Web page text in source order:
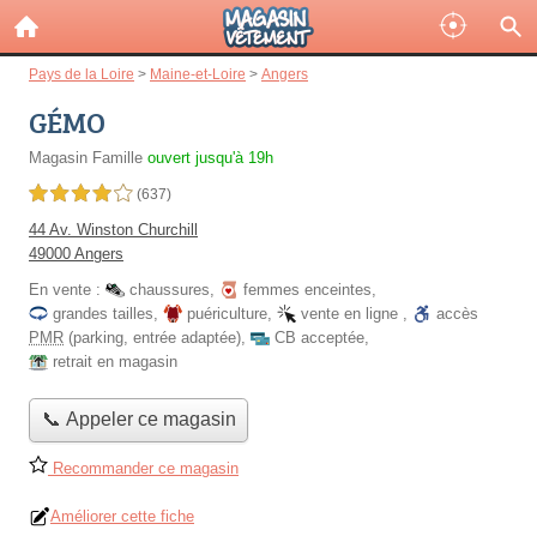
Pays de la Loire > Maine-et-Loire > Angers
GÉMO
Magasin Famille ouvert jusqu'à 19h
4,0 étoiles sur 5 (637)
44 Av. Winston Churchill
49000 Angers
En vente :
chaussures, femmes enceintes,
grandes tailles, puériculture, vente en ligne ,
accès
PMR (parking, entrée adaptée), CB acceptée,
retrait en magasin
📞 Appeler ce magasin
Recommander ce magasin
Améliorer cette fiche